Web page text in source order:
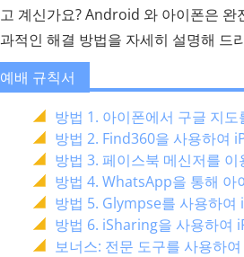
계신가요? Android 와 아이폰은
적인 해결 방법을 자세히 설명해 드
예배 규칙서
방법 1. 아이폰에서 구글 지
방법 2. Find360을 사용하여
방법 3. 페이스북 메신저를
방법 4. WhatsApp을 통해
방법 5. Glympse를 사용하
방법 6. iSharing을 사용하여
보너스: 전문 도구를 사용하